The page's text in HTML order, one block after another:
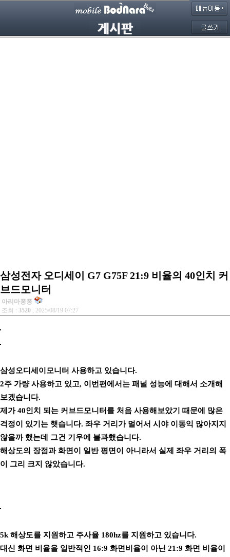
삼성전자 오디세이 G7 G75F 21:9 비율의 40인치 커
브드모니터
아리마퐁퐁
조회 : 3520 , 2025/08/19 07:27
삼성오디세이모니터 사용하고 있습니다.
2주 가량 사용하고 있고, 이번편에서는 패널 성능에 대해서 소개해
보겠습니다.
제가 40인치 되는 커브드모니터를 처음 사용해보았기 때문에 많은
걱정이 있기는 햇습니다. 좌우 거리가 멀어서 시야 이동익 많아지지
않을까 했는데 그건 기우에 불과했습니다.
해상도의 장점과 화면이 일반 평면이 아니라서 실제 좌우 거리의 폭
이 그리 크지 않았습니다.
5k 해상도를 지원하고 주사율 180hz를 지원하고 있습니다.
대신 화면 비율을 일반적인 16:9 화면비율이 아닌 21:9 화면 비율이